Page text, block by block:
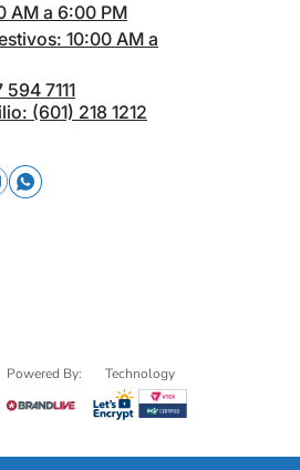
AM a 6:00 PM
10:00 AM a
7111
(601) 218 1212
Powered By: Technology